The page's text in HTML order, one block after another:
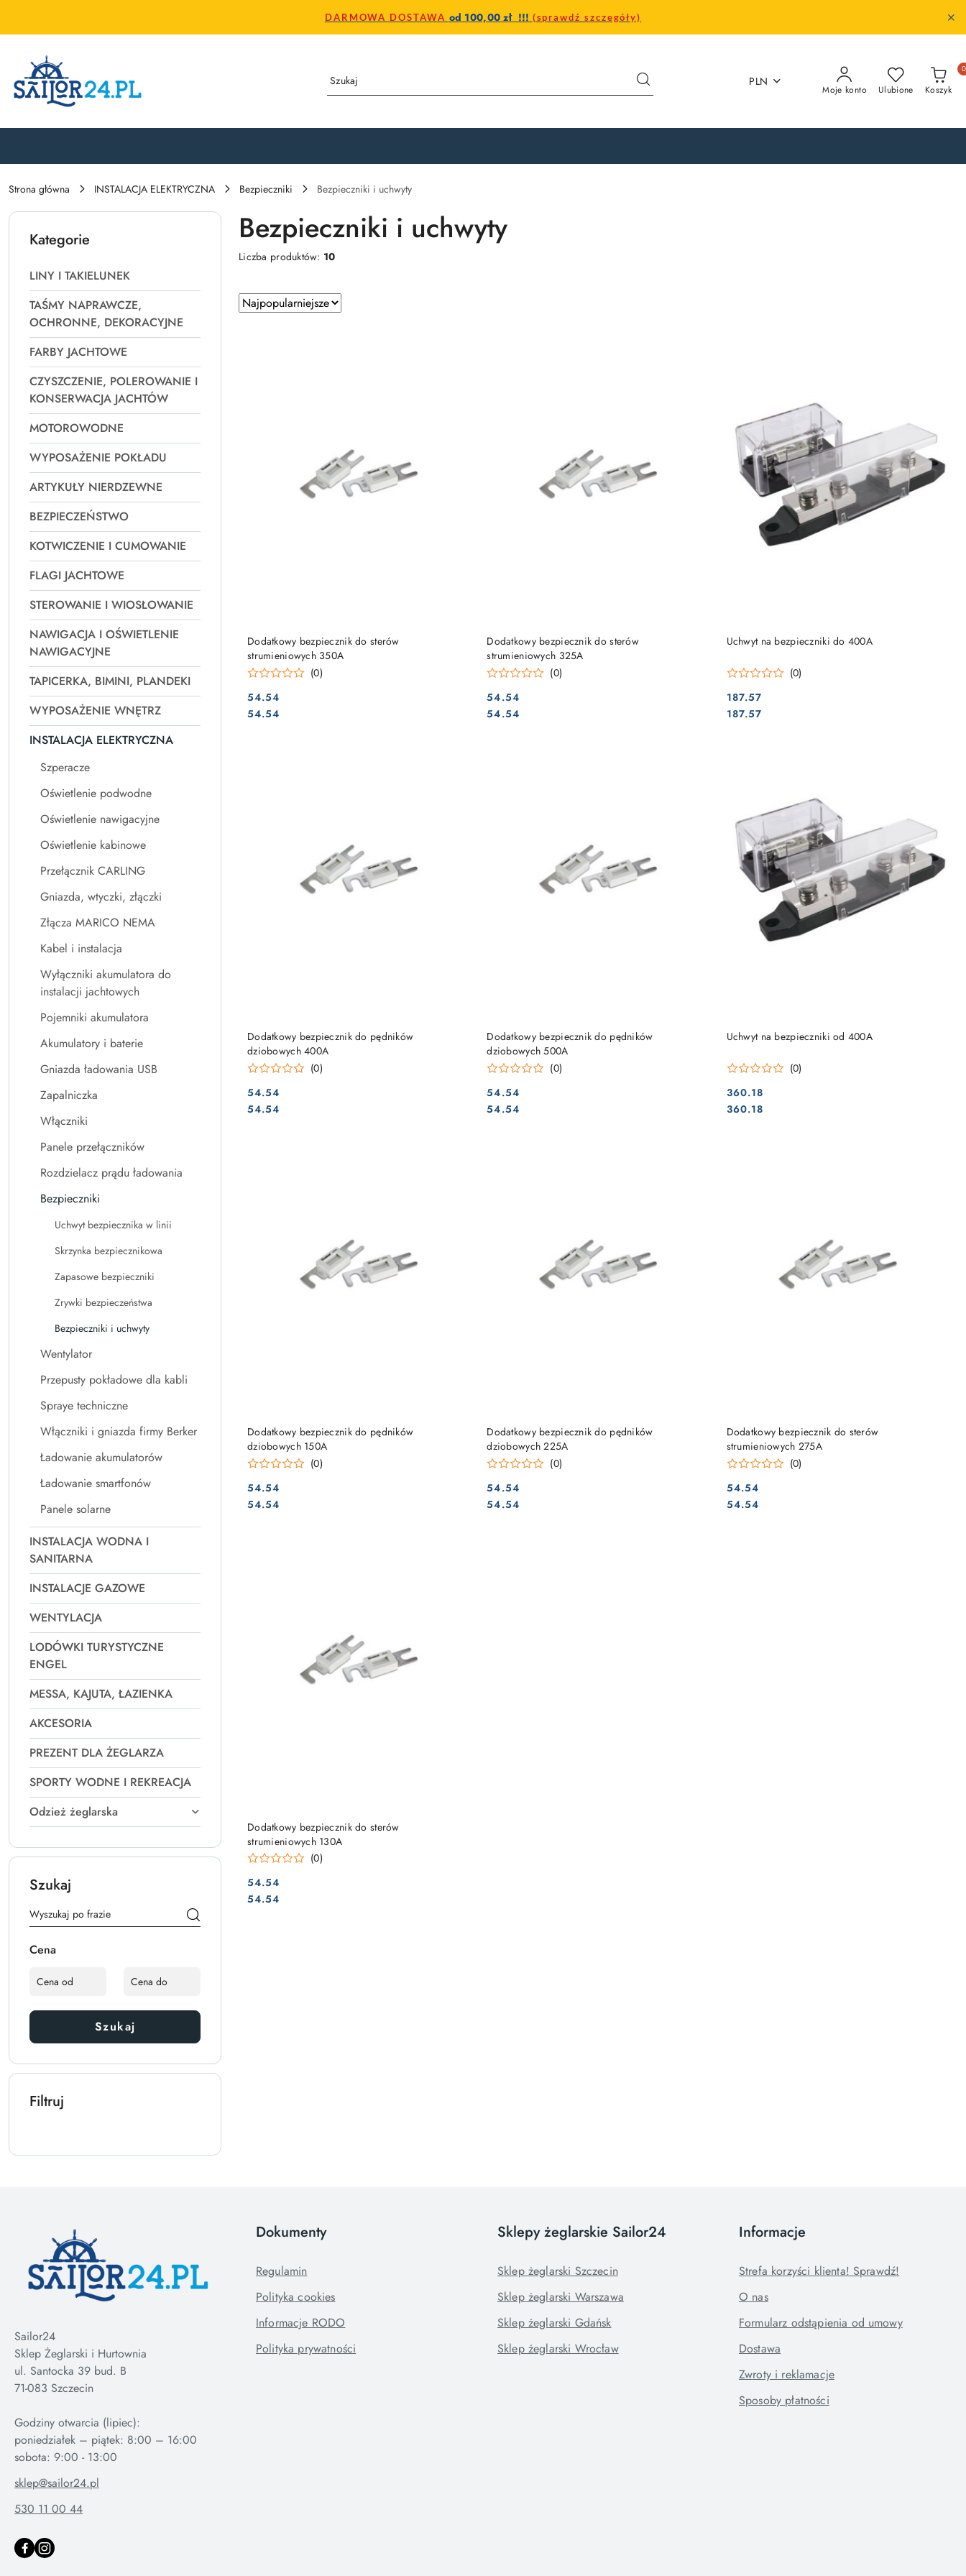
DARMOWA DOSTAWA od 100,00 zł !!! (sprawdź szczegóły)
PLN
Moje konto Ulubione Koszyk
0
Strona główna INSTALACJA ELEKTRYCZNA Bezpieczniki Bezpieczniki i uchwyty
Kategorie
LINY I TAKIELUNEK
TAŚMY NAPRAWCZE,
OCHRONNE, DEKORACYJNE
FARBY JACHTOWE
CZYSZCZENIE, POLEROWANIE I
KONSERWACJA JACHTÓW
MOTOROWODNE
WYPOSAŻENIE POKŁADU
ARTYKUŁY NIERDZEWNE
BEZPIECZEŃSTWO
KOTWICZENIE I CUMOWANIE
FLAGI JACHTOWE
STEROWANIE I WIOSŁOWANIE
NAWIGACJA I OŚWIETLENIE
NAWIGACYJNE
TAPICERKA, BIMINI, PLANDEKI
WYPOSAŻENIE WNĘTRZ
INSTALACJA ELEKTRYCZNA
Szperacze
Oświetlenie podwodne
Oświetlenie nawigacyjne
Oświetlenie kabinowe
Przełącznik CARLING
Gniazda, wtyczki, złączki
Złącza MARICO NEMA
Kabel i instalacja
Wyłączniki akumulatora do
instalacji jachtowych
Pojemniki akumulatora
Akumulatory i baterie
Gniazda ładowania USB
Zapalniczka
Włączniki
Panele przełączników
Rozdzielacz prądu ładowania
Bezpieczniki
Uchwyt bezpiecznika w linii
Skrzynka bezpiecznikowa
Zapasowe bezpieczniki
Zrywki bezpieczeństwa
Bezpieczniki i uchwyty
Wentylator
Przepusty pokładowe dla kabli
Spraye techniczne
Włączniki i gniazda firmy Berker
Ładowanie akumulatorów
Ładowanie smartfonów
Panele solarne
INSTALACJA WODNA I
SANITARNA
INSTALACJE GAZOWE
WENTYLACJA
LODÓWKI TURYSTYCZNE
ENGEL
MESSA, KAJUTA, ŁAZIENKA
AKCESORIA
PREZENT DLA ŻEGLARZA
SPORTY WODNE I REKREACJA
Odzież żeglarska
Szukaj
Cena
Szukaj
Filtruj
Bezpieczniki i uchwyty
Liczba produktów: 10
Zastosowano
sortowanie:
Sortuj
według
Dodatkowy bezpiecznik do sterów
strumieniowych 350A
(0)
Cena:
54.54
Cena:
54.54
DO KOSZYKA
Dodatkowy bezpiecznik do sterów
strumieniowych 325A
(0)
Cena:
54.54
Cena:
54.54
DO KOSZYKA Uchwyt na bezpieczniki do 400A
(0)
Cena:
187.57
Cena:
187.57
DO KOSZYKA
Dodatkowy bezpiecznik do pędników
dziobowych 400A
(0)
Cena:
54.54
Cena:
54.54
DO KOSZYKA
Dodatkowy bezpiecznik do pędników
dziobowych 500A
(0)
Cena:
54.54
Cena:
54.54
DO KOSZYKA Uchwyt na bezpieczniki od 400A
(0)
Cena:
360.18
Cena:
360.18
DO KOSZYKA
Dodatkowy bezpiecznik do pędników
dziobowych 150A
(0)
Cena:
54.54
Cena:
54.54
DO KOSZYKA
Dodatkowy bezpiecznik do pędników
dziobowych 225A
(0)
Cena:
54.54
Cena:
54.54
DO KOSZYKA
Dodatkowy bezpiecznik do sterów
strumieniowych 275A
(0)
Cena:
54.54
Cena:
54.54
DO KOSZYKA
Dodatkowy bezpiecznik do sterów
strumieniowych 130A
(0)
Cena:
54.54
Cena:
54.54
DO KOSZYKA
Sailor24
Sklep Żeglarski i Hurtownia
ul. Santocka 39 bud. B
71-083 Szczecin
Godziny otwarcia (lipiec):
poniedziałek – piątek: 8:00 – 16:00
sklep@sailor24.pl
530 11 00 44
Dokumenty
Regulamin
Polityka cookies
Informacje RODO
Polityka prywatności
Sklepy żeglarskie Sailor24
Sklep żeglarski Szczecin
Sklep żeglarski Warszawa
Sklep żeglarski Gdańsk
Sklep żeglarski Wrocław
Informacje
Strefa korzyści klienta! Sprawdź!
O nas
Formularz odstąpienia od umowy
Dostawa
Zwroty i reklamacje
Sposoby płatności